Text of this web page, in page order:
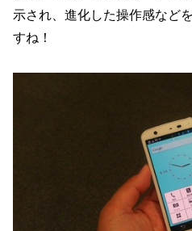
示され、進化した操作感など
すね！